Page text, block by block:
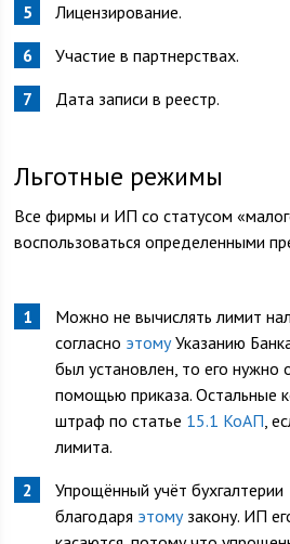
Лицензирование.
Участие в партнерствах.
Дата записи в реестр.
Льготные режимы
Все фирмы и ИП со статусом
воспользоваться определенными
Можно не вычислять лимит
согласно этомуУказанию
был установлен, то его нужно
помощью приказа. Остальные
штраф по статье 15.1 КоАП,
лимита.
Упрощённый учёт бухгалтерии
благодаря этомузакону. ИП